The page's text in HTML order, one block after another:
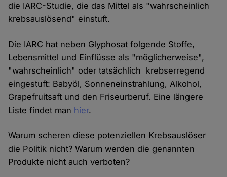
die IARC-Studie, die das Mittel als "wahrscheinlich
krebsauslösend" einstuft.
Die IARC hat neben Glyphosat folgende Stoffe,
Lebensmittel und Einflüsse als "möglicherweise",
"wahrscheinlich" oder tatsächlich krebserregend
eingestuft: Babyöl, Sonneneinstrahlung, Alkohol,
Grapefruitsaft und den Friseurberuf. Eine längere
Liste findet man hier.
Warum scheren diese potenziellen Krebsauslöser
die Politik nicht? Warum werden die genannten
Produkte nicht auch verboten?